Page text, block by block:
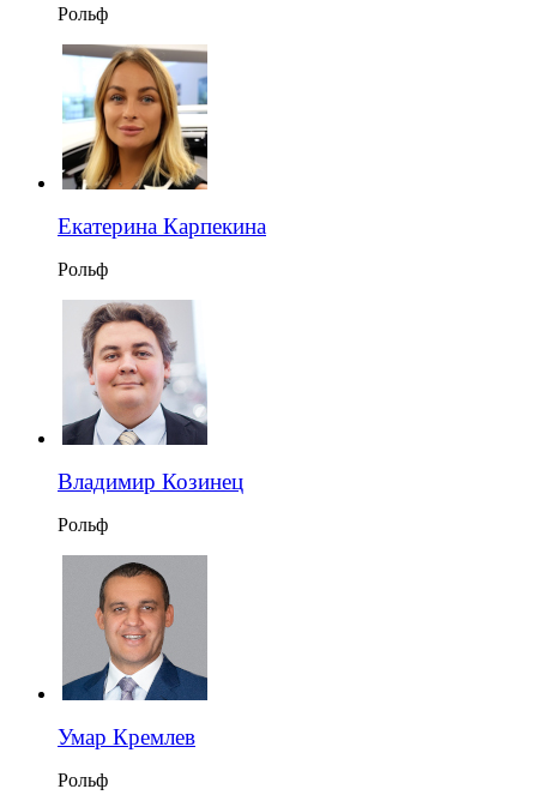
Рольф
Екатерина Карпекина
Рольф
Владимир Козинец
Рольф
Умар Кремлев
Рольф